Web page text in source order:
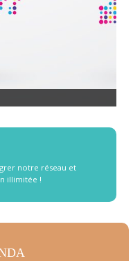
notre réseau et
illimitée !